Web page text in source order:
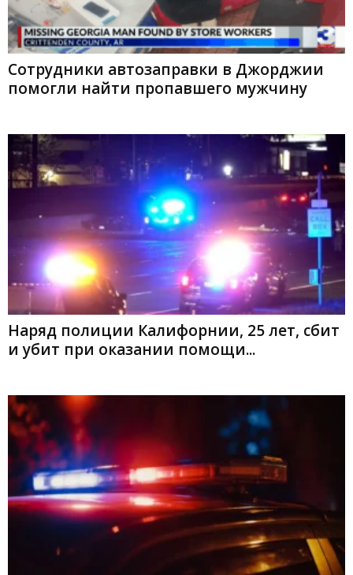
Сотрудники автозаправки в Джорджии
помогли найти пропавшего мужчину
Наряд полиции Калифорнии, 25 лет, сбит
и убит при оказании помощи...